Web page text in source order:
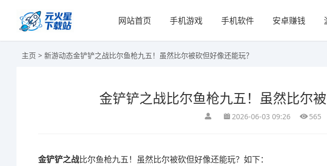
网站首页 手机游戏 手机软件 安卓赚钱
主页 > 新游动态金铲铲之战比尔鱼枪九五！虽然比尔被砍但好像还能玩？
金铲铲之战比尔鱼枪九五！虽然比尔
2026-06-03 09:26 565
金铲铲之战比尔鱼枪九五！虽然比尔被砍但好像还能玩？如下：